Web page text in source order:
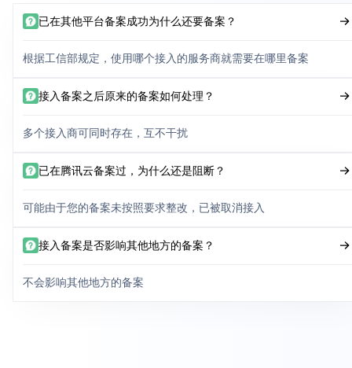
已在其他平台备案成功为什么还要备案？
根据工信部规定，使用哪个接入的服务商就需要在哪里备案
接入备案之后原来的备案如何处理？
多个接入商可同时存在，互不干扰
已在腾讯云备案过，为什么还是阻断？
可能由于您的备案未按照要求整改，已被取消接入
接入备案是否影响其他地方的备案？
不会影响其他地方的备案